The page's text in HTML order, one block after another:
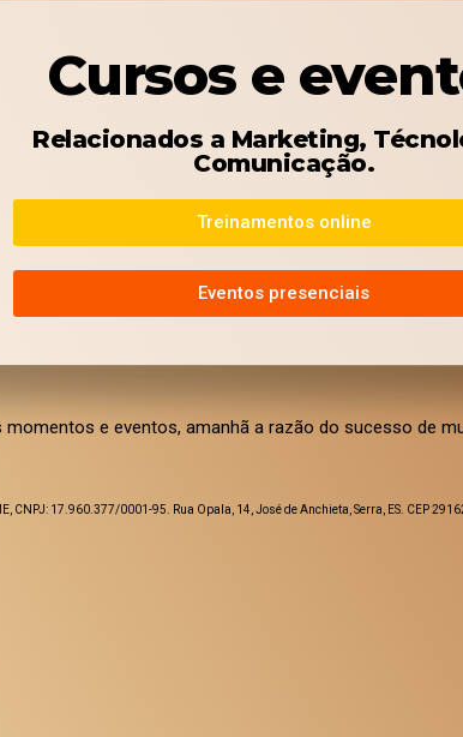
Cursos e
Relacionados a Marketing,
Comunicação.
Treinamentos online
Eventos presenciais
momentos e eventos, amanhã a razão do sucesso de
CNPJ: 17.960.377/0001-95. Rua Opala, 14, José de Anchieta, Serra, ES. CEP